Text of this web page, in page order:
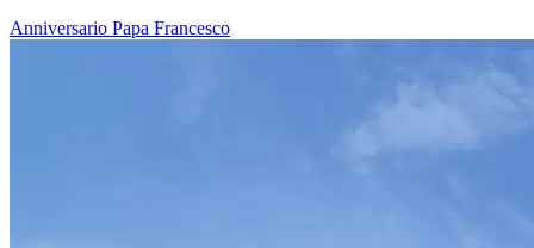
Anniversario Papa Francesco